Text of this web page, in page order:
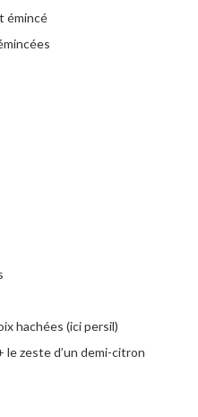
émincé
hachées (ici persil)
le zeste d’un demi-citron